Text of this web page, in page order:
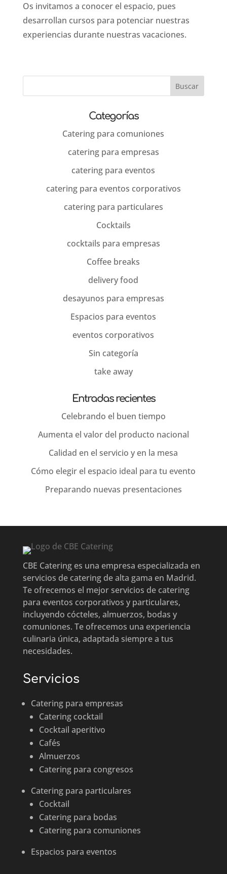
Os invitamos a conocer el espacio, pues
desarrollan cursos para potenciar nuestras
experiencias durante nuestras vacaciones.
Categorías
Catering para comuniones
catering para empresas
catering para eventos
catering para eventos corporativos
catering para particulares
Cocktails
cocktails para empresas
Coffee breaks
delivery food
desayunos para empresas
Espacios para eventos
eventos corporativos
Sin categoría
take away
Entradas recientes
Celebrando el buen tiempo
Aumenta el valor del producto nacional
Calidad en el servicio y en la mesa
Cómo elegir el espacio ideal para tu evento
Preparando nuevas presentaciones
CBE Catering es una empresa especializada en
servicios de catering de alta gama en Madrid.
Te ofrecemos el mejor servicios de catering
para eventos corporativos y particulares,
incluyendo cócteles, almuerzos, bodas y
comuniones. Te ofrecemos una experiencia
culinaria única, adaptada siempre a tus
necesidades.
Servicios
Catering para empresas
Catering cocktail
Cocktail aperitivo
Cafés
Almuerzos
Catering para congresos
Catering para particulares
Cocktail
Catering para bodas
Catering para comuniones
Espacios para eventos